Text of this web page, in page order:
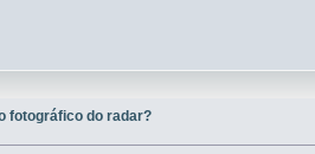
fotográfico do radar?